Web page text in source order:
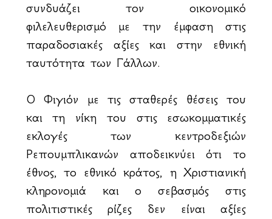
συνδυάζει τον οικονομικό
φιλελευθερισμό με την έμφαση στις
παραδοσιακές αξίες και στην εθνική
ταυτότητα των Γάλλων.
Ο Φιγιόν με τις σταθερές θέσεις του
και τη νίκη του στις εσωκομματικές
εκλογές των κεντροδεξιών
Ρεπουμπλικανών αποδεικνύει ότι το
έθνος, το εθνικό κράτος, η Χριστιανική
κληρονομιά και ο σεβασμός στις
πολιτιστικές ρίζες δεν είναι αξίες